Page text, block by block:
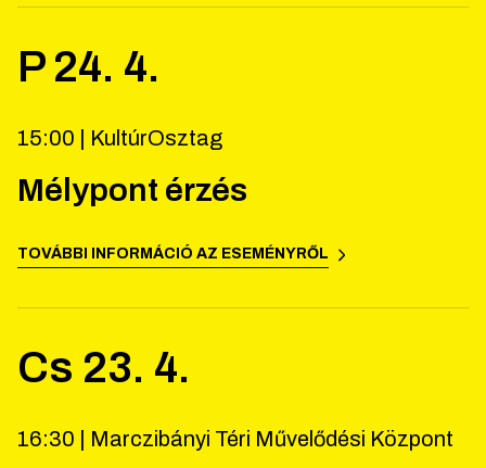
P 24. 4.
15:00 | KultúrOsztag
Mélypont érzés
TOVÁBBI INFORMÁCIÓ AZ ESEMÉNYRŐL
Cs 23. 4.
16:30 | Marczibányi Téri Művelődési Központ